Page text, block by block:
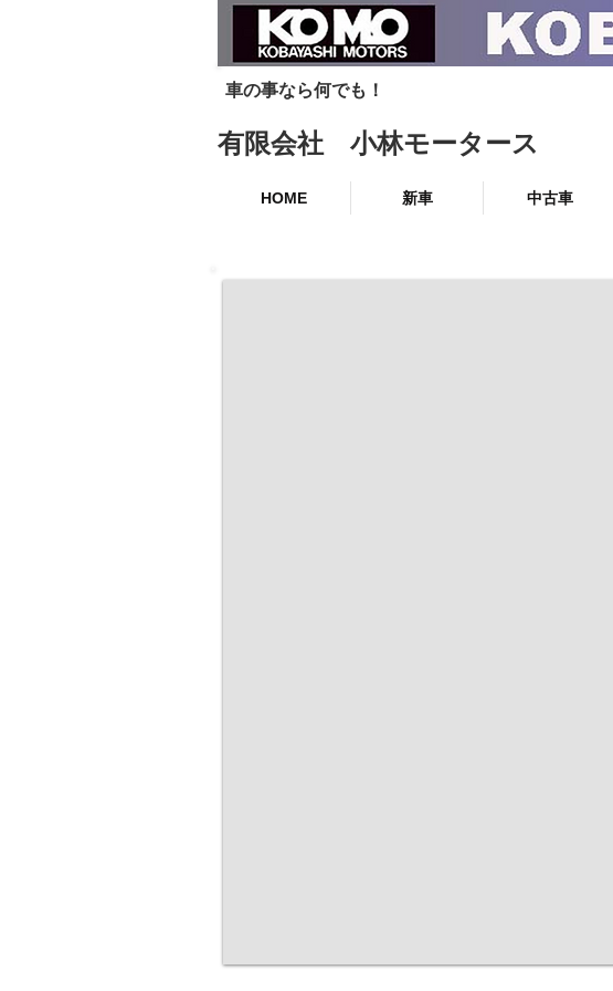
車の事なら何でも！
有限会社 小林モータース
HOME 新車 中古車